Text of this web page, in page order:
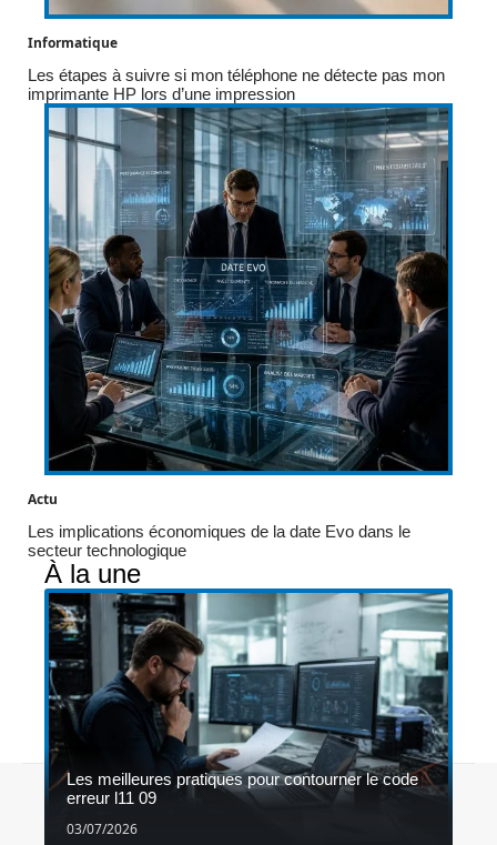
Informatique
Les étapes à suivre si mon téléphone ne détecte pas mon
imprimante HP lors d’une impression
Actu
Les implications économiques de la date Evo dans le
secteur technologique
À la une
Les meilleures pratiques pour contourner le code
erreur l11 09
03/07/2026
Contact Mentions légales Sitemap